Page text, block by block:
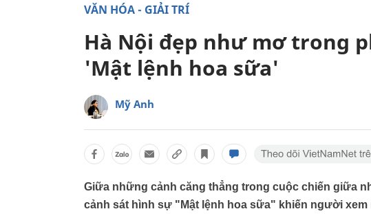
VĂN HÓA - GIẢI TRÍ
Hà Nội đẹp như mơ trong
'Mật lệnh hoa sữa'
Mỹ Anh
Giữa những cảnh căng thẳng trong cuộc chiến giữa
cảnh sát hình sự "Mật lệnh hoa sữa" khiến người